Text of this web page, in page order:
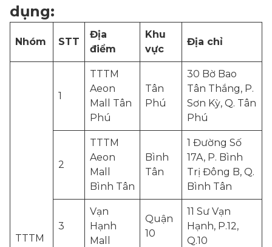
dụng:
Nhóm STT
Địa
điểm
Khu
vực
Địa chỉ
TTTM
1
TTTM
Aeon
Mall Tân
Phú
Tân
Phú
30 Bờ Bao
Tân Thắng, P.
Sơn Kỳ, Q. Tân
Phú
2
TTTM
Aeon
Mall
Bình Tân
Bình
Tân
1 Đường Số
17A, P. Bình
Trị Đông B, Q.
Bình Tân
3
Vạn
Hạnh
Mall
Quận
10
11 Sư Vạn
Hạnh, P.12,
Q.10